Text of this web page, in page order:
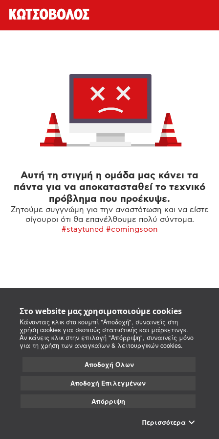
Στο website μας χρησιμοποιούμε cookies
Κάνοντας κλικ στο κουμπί "Αποδοχή", συναινείς στη
χρήση cookies για σκοπούς στατιστικής και μάρκετινγκ.
Αν κάνεις κλικ στην επιλογή "Απόρριψη", συναινείς μόνο
για τη χρήση των αναγκαίων & λειτουργικών cookies.
Αποδοχή Όλων
Αποδοχή Επιλεγμένων
Απόρριψη
Περισσότερα
Αυτή τη στιγμή η ομάδα μας κάνει τα
πάντα για να αποκατασταθεί το τεχνικό
πρόβλημα που προέκυψε.
Ζητούμε συγγνώμη για την αναστάτωση και να είστε
σίγουροι ότι θα επανέλθουμε πολύ σύντομα.
#staytuned #comingsoon